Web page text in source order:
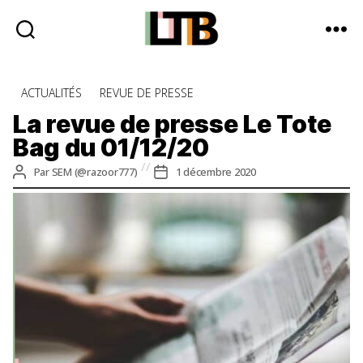
Bag
-
Média
d'information
quotidienne
Catégories
ACTUALITÉS REVUE DE PRESSE
La revue de presse Le Tote
Bag du 01/12/20
Auteur
de
ParSEM (@razoor777)
Date
de
l’article
1 décembre 2020